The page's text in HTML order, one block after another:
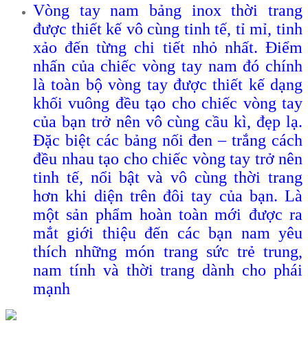
Vòng tay nam bảng inox thời trang
được thiết kế vô cùng tinh tế, tỉ mỉ, tinh
xảo đến từng chi tiết nhỏ nhất. Điểm
nhấn của chiếc vòng tay nam đó chính
là toàn bộ vòng tay được thiết kế dạng
khối vuông đều tạo cho chiếc vòng tay
của bạn trở nên vô cùng cầu kì, đẹp lạ.
Đặc biệt các bảng nối đen – trắng cách
đều nhau tạo cho chiếc vòng tay trở nên
tinh tế, nổi bật và vô cùng thời trang
hơn khi diện trên đôi tay của bạn. Là
một sản phẩm hoàn toàn mới được ra
mắt giới thiệu đến các bạn nam yêu
thích những món trang sức trẻ trung,
nam tính và thời trang dành cho phái
mạnh